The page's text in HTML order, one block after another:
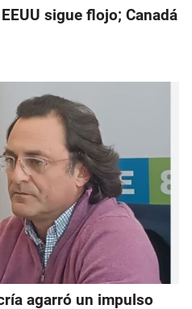
sigue flojo; Canadá
agarró un impulso